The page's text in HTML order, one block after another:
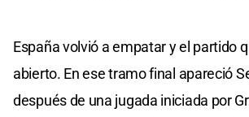
España volvió a empatar y el partido
abierto. En ese tramo final apareció
después de una jugada iniciada por